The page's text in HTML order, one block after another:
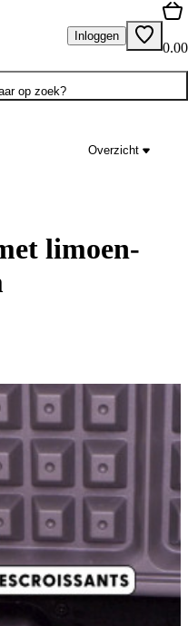
Inloggen
0.00
op zoek?
Overzicht
limoen-